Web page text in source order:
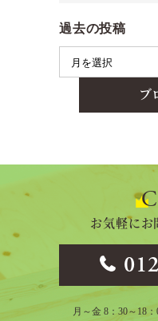
過去の投稿
ブ
お気軽にお
月～金 8：30～18